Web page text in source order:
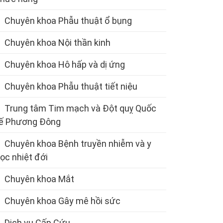
Chuyên khoa Phẫu thuật ổ bụng
Chuyên khoa Nội thần kinh
Chuyên khoa Hô hấp và dị ứng
Chuyên khoa Phẫu thuật tiết niệu
Trung tâm Tim mạch và Đột quỵ Quốc
Phương Đông
Chuyên khoa Bệnh truyền nhiễm và y
nhiệt đới
Chuyên khoa Mắt
Chuyên khoa Gây mê hồi sức